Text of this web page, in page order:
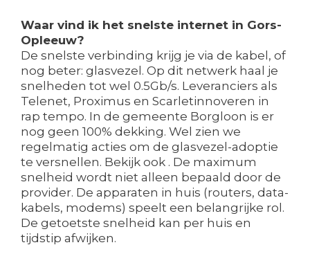
Waar vind ik het snelste internet in Gors-
Opleeuw?
De snelste verbinding krijg je via de kabel, of
nog beter: glasvezel. Op dit netwerk haal je
snelheden tot wel 0.5Gb/s. Leveranciers als
Telenet, Proximus en Scarletinnoveren in
rap tempo. In de gemeente Borgloon is er
nog geen 100% dekking. Wel zien we
regelmatig acties om de glasvezel-adoptie
te versnellen. Bekijk ook . De maximum
snelheid wordt niet alleen bepaald door de
provider. De apparaten in huis (routers, data-
kabels, modems) speelt een belangrijke rol.
De getoetste snelheid kan per huis en
tijdstip afwijken.